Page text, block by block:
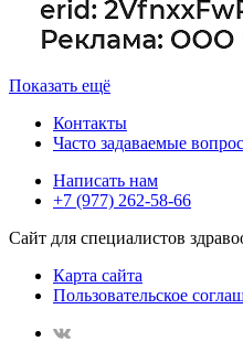
Показать ещё
Контакты
Часто задаваемые
Написать нам
+7 (977) 262-58-66
Сайт для специалистов
Карта сайта
Пользовательское